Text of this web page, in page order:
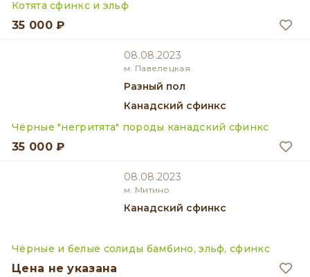
Котята сфинкс и эльф
35 000 ₽
08.08.2023
м. Павелецкая
разный пол
Канадский сфинкс
Чёрные "негритята" породы канадский сфинкс
35 000 ₽
08.08.2023
м. Митино
Канадский сфинкс
Чёрные и белые солиды бамбино, эльф, сфинкс
Цена не указана